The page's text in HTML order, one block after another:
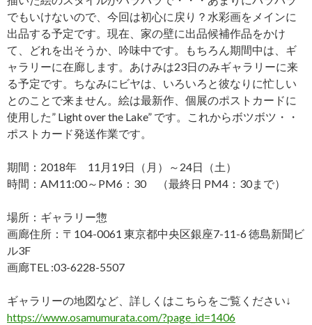
でもいけないので、今回は初心に戻り？水彩画をメインに
出品する予定です。現在、家の壁に出品候補作品をかけ
て、どれを出そうか、吟味中です。もちろん期間中は、ギ
ャラリーに在廊します。あけみは23日のみギャラリーに来
る予定です。ちなみにビヤは、いろいろと彼なりに忙しい
とのことで来ません。絵は最新作、個展のポストカードに
使用した” Light over the Lake” です。これからボツボツ・・
ポストカード発送作業です。
期間：2018年 11月19日（月）～24日（土）
時間：AM11:00～PM6：30 （最終日 PM4：30まで）
場所：ギャラリー惣
画廊住所：〒104-0061 東京都中央区銀座7-11-6 徳島新聞ビ
ル3F
画廊TEL :03-6228-5507
ギャラリーの地図など、詳しくはこちらをご覧ください↓
https://www.osamumurata.com/?page_id=1406